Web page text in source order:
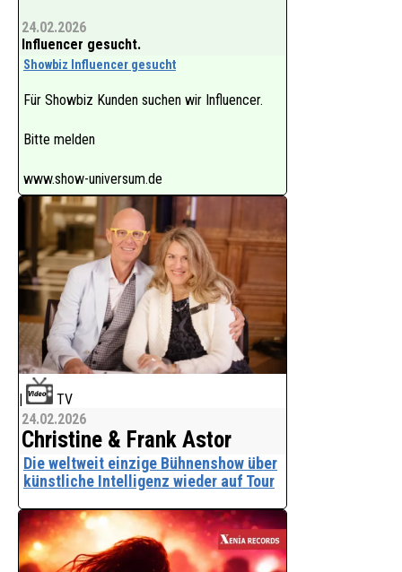
24.02.2026
Influencer gesucht.
Showbiz Influencer gesucht
Für Showbiz Kunden suchen wir Influencer.
Bitte melden
www.show-universum.de
TV
24.02.2026
Christine & Frank Astor
Die weltweit einzige Bühnenshow über
künstliche Intelligenz wieder auf Tour
DAS MENSCHLICHE PROGRAMM
CHRISTINE & FRANK ASTOR’S